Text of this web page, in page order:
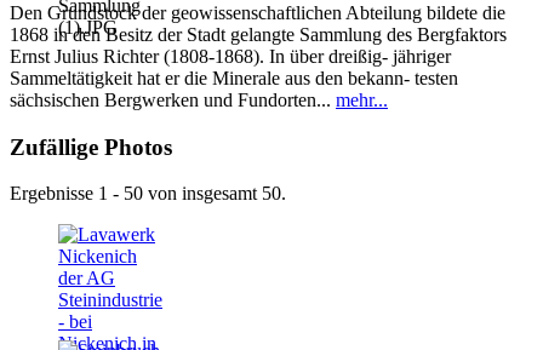
Den Grundstock der geowissenschaftlichen Abteilung bildete die
1868 in den Besitz der Stadt gelangte Sammlung des Bergfaktors
Ernst Julius Richter (1808-1868). In über dreißig- jähriger
Sammeltätigkeit hat er die Minerale aus den bekann- testen
sächsischen Bergwerken und Fundorten... mehr...
Zufällige Photos
Ergebnisse 1 - 50 von insgesamt 50.